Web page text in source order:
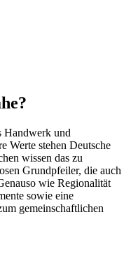
Handwerk und
Werte stehen Deutsche
wissen das zu
Grundpfeiler, die auch
wie Regionalität
sowie eine
gemeinschaftlichen